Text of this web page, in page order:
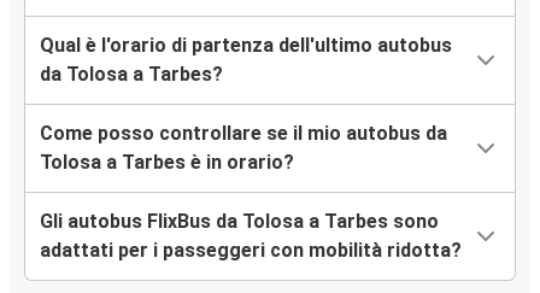
Qual è l'orario di partenza dell'ultimo autobus
da Tolosa a Tarbes?
Come posso controllare se il mio autobus da
Tolosa a Tarbes è in orario?
Gli autobus FlixBus da Tolosa a Tarbes sono
adattati per i passeggeri con mobilità ridotta?